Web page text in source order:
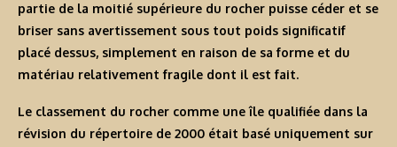
partie de la moitié supérieure du rocher puisse céder et se
briser sans avertissement sous tout poids significatif
placé dessus, simplement en raison de sa forme et du
matériau relativement fragile dont il est fait.
Le classement du rocher comme une île qualifiée dans la
révision du répertoire de 2000 était basé uniquement sur